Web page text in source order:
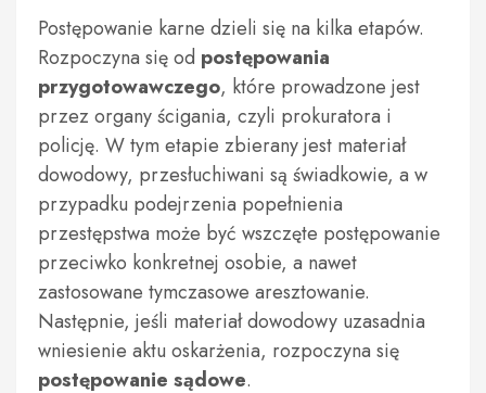
Postępowanie karne dzieli się na kilka etapów.
Rozpoczyna się od postępowania
przygotowawczego, które prowadzone jest
przez organy ścigania, czyli prokuratora i
policję. W tym etapie zbierany jest materiał
dowodowy, przesłuchiwani są świadkowie, a w
przypadku podejrzenia popełnienia
przestępstwa może być wszczęte postępowanie
przeciwko konkretnej osobie, a nawet
zastosowane tymczasowe aresztowanie.
Następnie, jeśli materiał dowodowy uzasadnia
wniesienie aktu oskarżenia, rozpoczyna się
postępowanie sądowe.